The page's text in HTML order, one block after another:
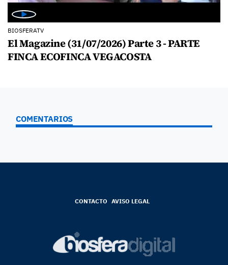
BIOSFERATV
El Magazine (31/07/2026) Parte 3 - PARTE
FINCA ECOFINCA VEGACOSTA
COMENTARIOS
CONTACTO AVISO LEGAL